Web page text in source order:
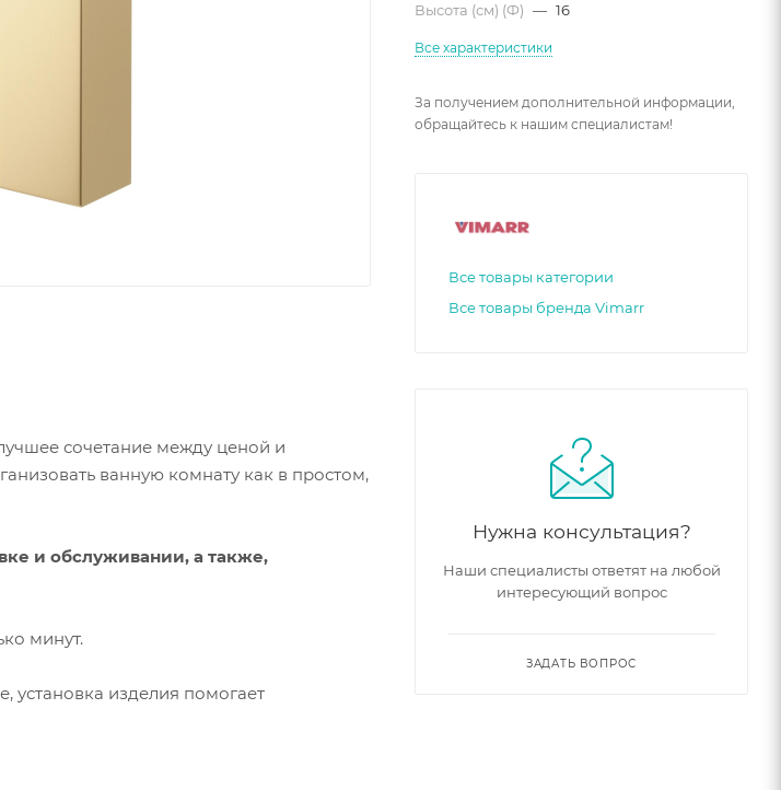
сочетание между ценой и
ванную комнату как в простом,
и обслуживании, а также,
минут.
установка изделия помогает
Высота (см) (Ф) — 16
Все характеристики
За получением дополнительной информации,
обращайтесь к нашим специалистам!
Все товары категории
Все товары бренда Vimarr
Нужна консультация?
Наши специалисты ответят на любой
интересующий вопрос
ЗАДАТЬ ВОПРОС